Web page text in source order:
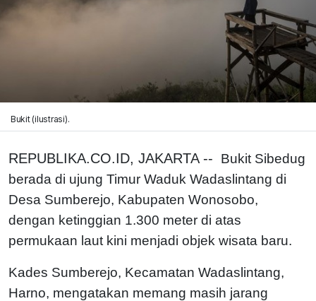
Bukit (ilustrasi).
REPUBLIKA.CO.ID, JAKARTA --
Bukit Sibedug
berada di ujung Timur Waduk Wadaslintang di
Desa Sumberejo, Kabupaten Wonosobo,
dengan ketinggian 1.300 meter di atas
permukaan laut kini menjadi objek wisata baru.
Kades Sumberejo, Kecamatan Wadaslintang,
Harno, mengatakan memang masih jarang